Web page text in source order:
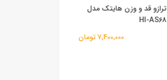
ترازو قد و‌ وزن هایتک مدل
HI-AS68
7,400,000 تومان